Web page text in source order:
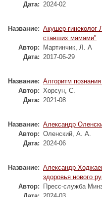
Дата: 2024-02
Название: Акушер-
ставших мамами"
Автор:
Мартинчик, Л. А
Дата: 2017-06-29
Название: Алгоритм
Автор: Хорсун, С.
Дата: 2021-08
Название: Александр
Автор: Оленский, А. А.
Дата: 2024-06
Название: Александр
здоровья нового
Автор:
Пресс-служба